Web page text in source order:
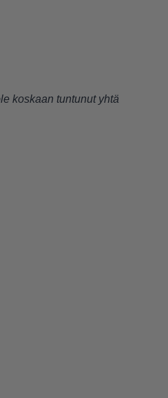
koskaan tuntunut yhtä